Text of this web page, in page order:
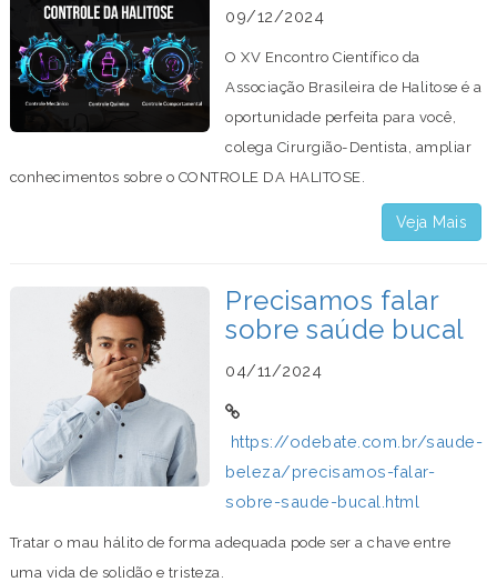
09/12/2024
O XV Encontro Científico da
Associação Brasileira de Halitose é a
oportunidade perfeita para você,
colega Cirurgião-Dentista, ampliar
conhecimentos sobre o CONTROLE DA HALITOSE.
Veja Mais
Precisamos falar
sobre saúde bucal
04/11/2024
https://odebate.com.br/saude-
beleza/precisamos-falar-
sobre-saude-bucal.html
Tratar o mau hálito de forma adequada pode ser a chave entre
uma vida de solidão e tristeza.